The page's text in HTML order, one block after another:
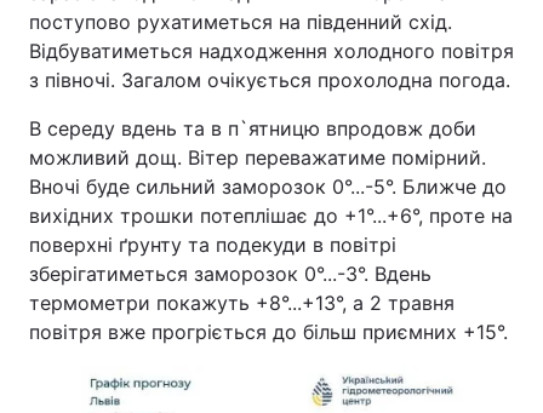
поступово рухатиметься на південний схід.
Відбуватиметься надходження холодного повітря
з півночі. Загалом очікується прохолодна погода.
В середу вдень та в п`ятницю впродовж доби
можливий дощ. Вітер переважатиме помірний.
Вночі буде сильний заморозок 0°...-5°. Ближче до
вихідних трошки потеплішає до +1°...+6°, проте на
поверхні ґрунту та подекуди в повітрі
зберігатиметься заморозок 0°...-3°. Вдень
термометри покажуть +8°...+13°, а 2 травня
повітря вже прогріється до більш приємних +15°.